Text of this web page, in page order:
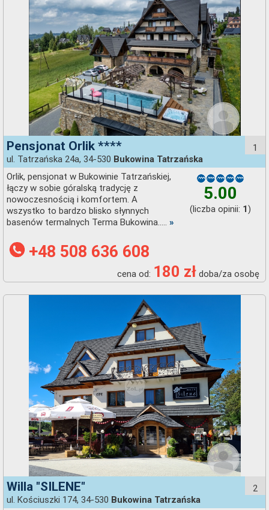
1
Pensjonat Orlik ****
ul. Tatrzańska 24a, 34-530 Bukowina Tatrzańska
5.00
(liczba opinii: 1)
Orlik, pensjonat w Bukowinie Tatrzańskiej,
łączy w sobie góralską tradycję z
nowoczesnością i komfortem. A
wszystko to bardzo blisko słynnych
basenów termalnych Terma Bukowina..... »
+48 508 636 608
cena od: 180 zł doba/za osobę
2
Willa "SILENE"
ul. Kościuszki 174, 34-530 Bukowina Tatrzańska